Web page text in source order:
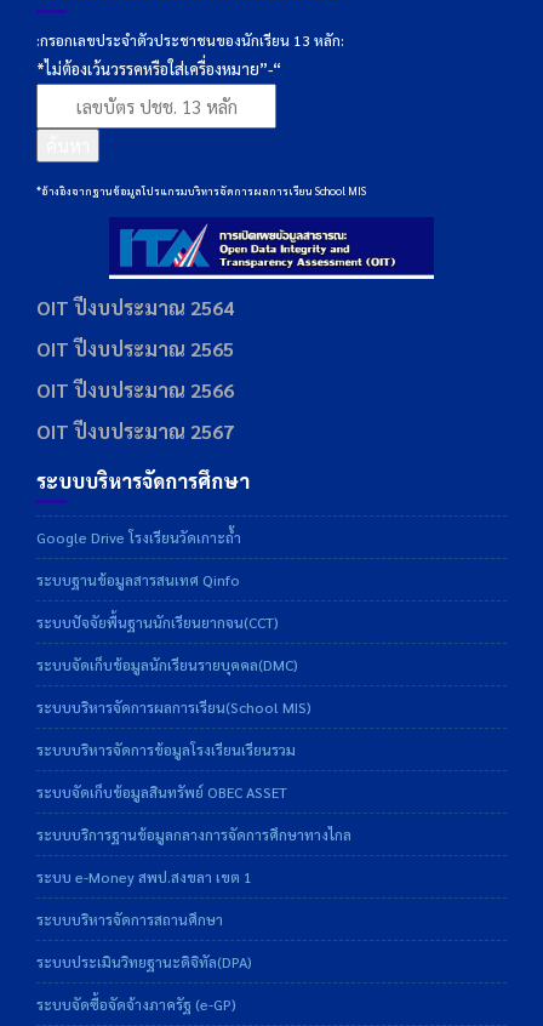
:กรอกเลขประจำตัวประชาชนของนักเรียน 13 หลัก:
*ไม่ต้องเว้นวรรคหรือใส่เครื่องหมาย”-“
*อ้างอิงจากฐานข้อมูลโปรแกรมบริหารจัดการผลการเรียน School MIS
OIT ปีงบประมาณ 2564
OIT ปีงบประมาณ 2565
OIT ปีงบประมาณ 2566
OIT ปีงบประมาณ 2567
ระบบบริหารจัดการศึกษา
Google Drive โรงเรียนวัดเกาะถ้ำ
ระบบฐานข้อมูลสารสนเทศ Qinfo
ระบบปัจจัยพื้นฐานนักเรียนยากจน(CCT)
ระบบจัดเก็บข้อมูลนักเรียนรายบุคคล(DMC)
ระบบบริหารจัดการผลการเรียน(School MIS)
ระบบบริหารจัดการข้อมูลโรงเรียนเรียนรวม
ระบบจัดเก็บข้อมูลสินทรัพย์ OBEC ASSET
ระบบบริการฐานข้อมูลกลางการจัดการศึกษาทางไกล
ระบบ e-Money สพป.สงขลา เขต 1
ระบบบริหารจัดการสถานศึกษา
ระบบประเมินวิทยฐานะดิจิทัล(DPA)
ระบบจัดซื้อจัดจ้างภาครัฐ (e-GP)